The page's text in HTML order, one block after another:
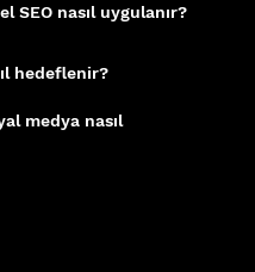
SEO nasıl uygulanır?
hedeflenir?
medya nasıl